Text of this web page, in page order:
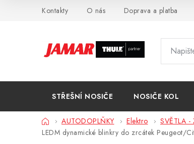
Kontakty O nás Doprava a platba
STŘEŠNÍ NOSIČE NOSIČE KOL
DomůAUTODOPLŇKY Elektro SVĚTLA -
LEDM dynamické blinkry do zrcátek